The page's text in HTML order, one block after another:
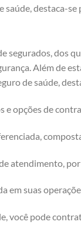
saúde, destaca-se
segurados, dos
Além de
de saúde,
e opções de
atendimento,
em suas
você pode